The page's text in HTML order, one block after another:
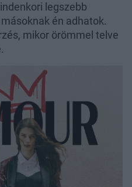
legszebb
én adhatok.
mikor örömmel telve